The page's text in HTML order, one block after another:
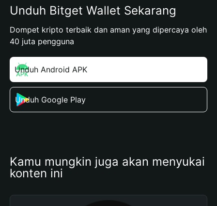
Unduh Bitget Wallet Sekarang
Dompet kripto terbaik dan aman yang dipercaya oleh
40 juta pengguna
Unduh Android APK
Unduh Google Play
Kamu mungkin juga akan menyukai
konten ini